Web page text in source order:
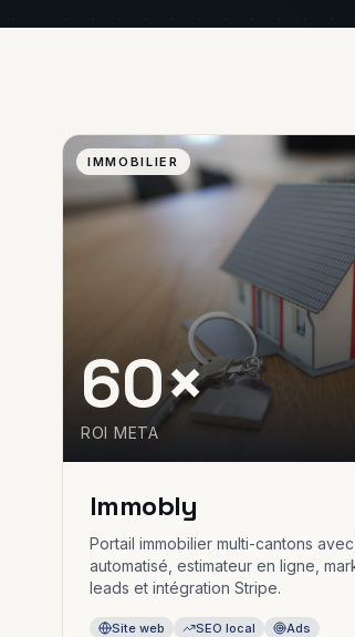
IMMOBILIER
60×
ROI META
Immobly
Portail immobilier multi-cantons
automatisé, estimateur en ligne,
leads et intégration Stripe.
Site web SEO local Ads